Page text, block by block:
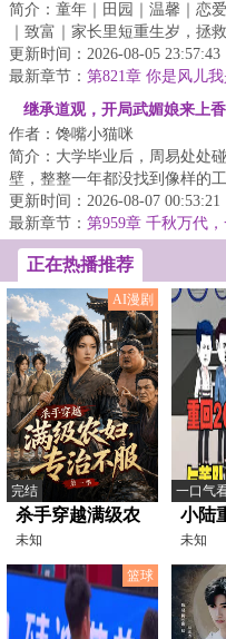
简介：童年｜田园｜温馨｜恋爱
｜致富｜家长里短重生岁，拯救
小青梅，开启传奇人生！品味童
年和青春的美好...
更新时间：2026-08-05 23:57:43
最新章节： 第821章 你是风儿我
继承道观，开局武媚娘来上香
作者：馋嘴小猫咪
简介：大学毕业后，周易处处碰
壁，整整一年都没找到像样的工
作。无奈之下，他只得翻出上学
时爷爷给自己办...
更新时间：2026-08-07 00:53:21
最新章节： 第959章 千秋万代
统江湖！【求月票】
正在热播推荐
AI漫剧
完结
杀手穿越满级农
妇，专治不服第
一季
未知
一口气
小陆
前
未知
篮球